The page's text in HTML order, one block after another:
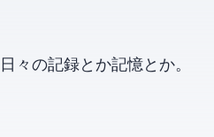
日々の記録とか記憶とか。